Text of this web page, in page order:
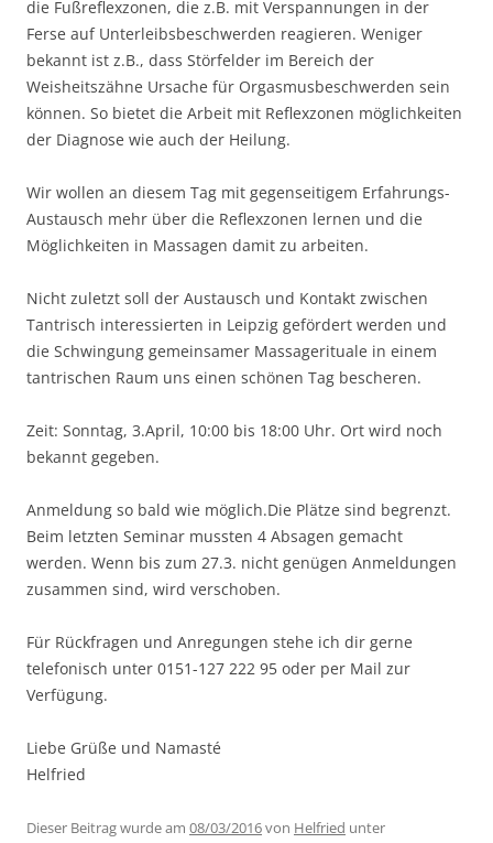
die Fußreflexzonen, die z.B. mit Verspannungen in der
Ferse auf Unterleibsbeschwerden reagieren. Weniger
bekannt ist z.B., dass Störfelder im Bereich der
Weisheitszähne Ursache für Orgasmusbeschwerden sein
können. So bietet die Arbeit mit Reflexzonen möglichkeiten
der Diagnose wie auch der Heilung.
Wir wollen an diesem Tag mit gegenseitigem Erfahrungs-
Austausch mehr über die Reflexzonen lernen und die
Möglichkeiten in Massagen damit zu arbeiten.
Nicht zuletzt soll der Austausch und Kontakt zwischen
Tantrisch interessierten in Leipzig gefördert werden und
die Schwingung gemeinsamer Massagerituale in einem
tantrischen Raum uns einen schönen Tag bescheren.
Zeit: Sonntag, 3.April, 10:00 bis 18:00 Uhr. Ort wird noch
bekannt gegeben.
Anmeldung so bald wie möglich.Die Plätze sind begrenzt.
Beim letzten Seminar mussten 4 Absagen gemacht
werden. Wenn bis zum 27.3. nicht genügen Anmeldungen
zusammen sind, wird verschoben.
Für Rückfragen und Anregungen stehe ich dir gerne
telefonisch unter 0151-127 222 95 oder per Mail zur
Verfügung.
Liebe Grüße und Namasté
Helfried
Dieser Beitrag wurde am 08/03/2016von Helfried unter